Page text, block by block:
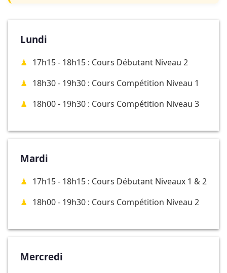
Lundi
17h15 - 18h15 : Cours Débutant Niveau 2
18h30 - 19h30 : Cours Compétition Niveau 1
18h00 - 19h30 : Cours Compétition Niveau 3
Mardi
17h15 - 18h15 : Cours Débutant Niveaux 1 & 2
18h00 - 19h30 : Cours Compétition Niveau 2
Mercredi